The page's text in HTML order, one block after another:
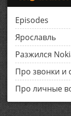
Episodes
Ярославль
Разжился
Про звонки и
Про личные